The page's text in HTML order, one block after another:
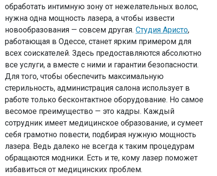
обработать интимную зону от нежелательных волос,
нужна одна мощность лазера, а чтобы извести
новообразования — совсем другая. Студия Аристо,
работающая в Одессе, станет ярким примером для
всех соискателей. Здесь предоставляются абсолютно
все услуги, а вместе с ними и гарантии безопасности.
Для того, чтобы обеспечить максимальную
стерильность, администрация салона использует в
работе только бесконтактное оборудование. Но самое
весомое преимущество — это кадры. Каждый
сотрудник имеет медицинское образование, и сумеет
себя грамотно повести, подбирая нужную мощность
лазера. Ведь далеко не всегда к таким процедурам
обращаются модники. Есть и те, кому лазер поможет
избавиться от медицинских проблем.